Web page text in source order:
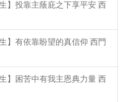
】投靠主蔭庇之下享平安 西
】有依靠盼望的真信仰 西門
】困苦中有我主恩典力量 西